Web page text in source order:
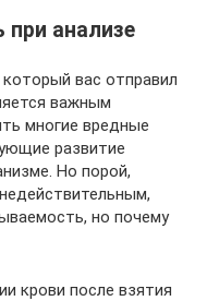
при анализе
который вас отправил
важным
многие вредные
развитие
Но порой,
но почему
крови после взятия